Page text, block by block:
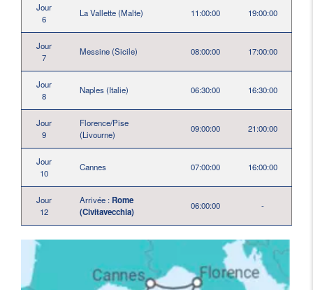
Jour
6
La Vallette (Malte) 11:00:00 19:00:00
Jour
7
Messine (Sicile) 08:00:00 17:00:00
Jour
8
Naples (Italie) 06:30:00 16:30:00
Jour
9
Florence/Pise
(Livourne)
09:00:00 21:00:00
Jour
10
Cannes 07:00:00 16:00:00
Jour
12
Arrivée : Rome
(Civitavecchia)
06:00:00 -